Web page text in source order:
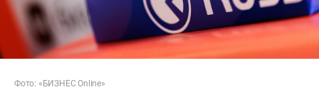
Фото: «БИЗНЕС Online»